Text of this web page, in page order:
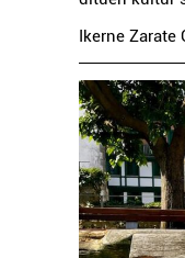
Ikerne Zarate